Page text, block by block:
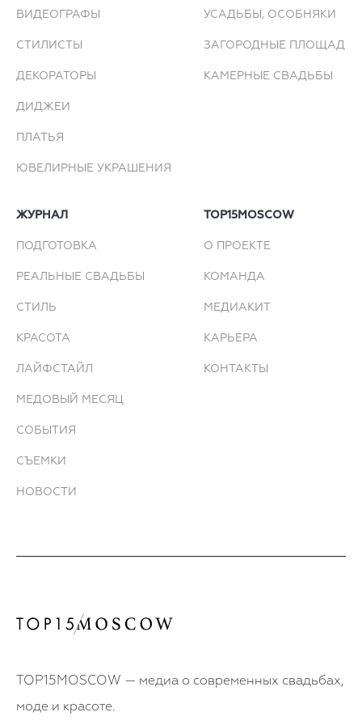
рациональность, оперативность и
полную уверенность в том, что задуманное
обязательно воплотится в жизнь.
У нас не было цели прогреметь на весь
мир. Мы делали то, что олицетворяет нас
про то, что нас вдохновляет. А вдохновляет
Грузия. Мы сознательно просили гостей
этнический дресс-код и предлагали
материальных подарков — в виде
сюрпризов и творческих номеров. Мы не
сама природа и величие горы Казбек
создавали атмосферу торжественности, а
воссоздана по мотивам того, как
деликатными акцентами культурного
классом по перегородчатой эмали и
Всё должно было быть легко и свободно,
праздника и подарить такое же ощущение
нашим родным и гостям. И нам кажется,
получилась — светлой, доброй,
именно это и тронуло всех.
ВИДЕОГРАФЫ
СТИЛИСТЫ
ДЕКОРАТОРЫ
ДИДЖЕИ
ПЛАТЬЯ
ЮВЕЛИРНЫЕ УКРАШЕНИЯ
УСАДЬБЫ, ОСОБНЯКИ
ЗАГОРОДНЫЕ ПЛОЩАДКИ
КАМЕРНЫЕ СВАДЬБЫ
ЖУРНАЛ
ПОДГОТОВКА
РЕАЛЬНЫЕ СВАДЬБЫ
СТИЛЬ
КРАСОТА
ЛАЙФСТАЙЛ
МЕДОВЫЙ МЕСЯЦ
СОБЫТИЯ
СЪЕМКИ
НОВОСТИ
TOP15MOSCOW
О ПРОЕКТЕ
КОМАНДА
МЕДИАКИТ
КАРЬЕРА
КОНТАКТЫ
TOP15MOSCOW — медиа о современных свадьбах,
моде и красоте.